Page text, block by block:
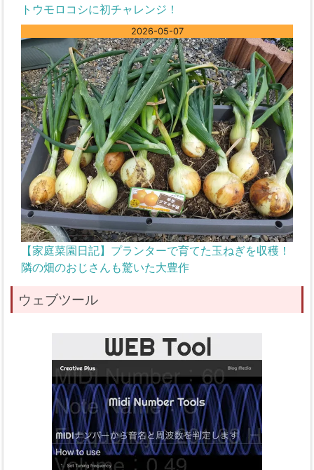
トウモロコシに初チャレンジ！
2026-05-07
【家庭菜園日記】プランターで育てた玉ねぎを収穫！
隣の畑のおじさんも驚いた大豊作
ウェブツール